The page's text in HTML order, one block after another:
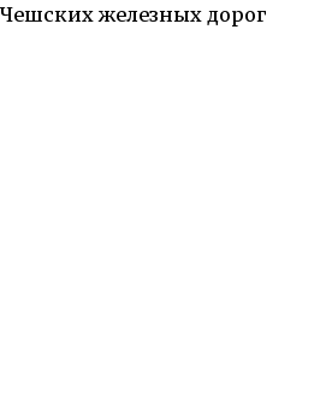
Чешских железных дорог